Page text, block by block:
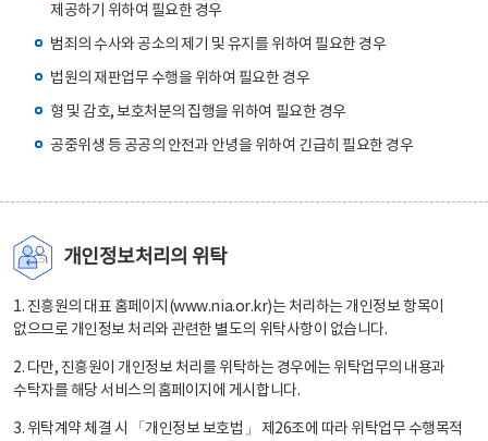
제공하기 위하여 필요한 경우
범죄의 수사와 공소의 제기 및 유지를 위하여 필요한 경우
법원의 재판업무 수행을 위하여 필요한 경우
형 및 감호, 보호처분의 집행을 위하여 필요한 경우
공중위생 등 공공의 안전과 안녕을 위하여 긴급히 필요한 경우
개인정보처리의 위탁
1. 진흥원의 대표 홈페이지(www.nia.or.kr)는 처리하는 개인정보 항목이
없으므로 개인정보 처리와 관련한 별도의 위탁사항이 없습니다.
2. 다만, 진흥원이 개인정보 처리를 위탁하는 경우에는 위탁업무의 내용과
수탁자를 해당 서비스의 홈페이지에 게시합니다.
3. 위탁계약 체결 시 「개인정보 보호법」 제26조에 따라 위탁업무 수행목적